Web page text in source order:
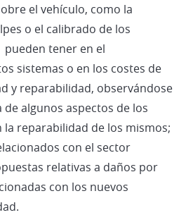
el vehículo, como la
o el calibrado de los
pueden tener en el
sistemas o en los costes de
y reparabilidad, observándose
algunos aspectos de los
reparabilidad de los mismos;
con el sector
relativas a daños por
con los nuevos